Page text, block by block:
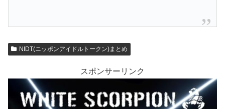
NIDT(ニッポンアイドルトークン)まとめ
スポンサーリンク